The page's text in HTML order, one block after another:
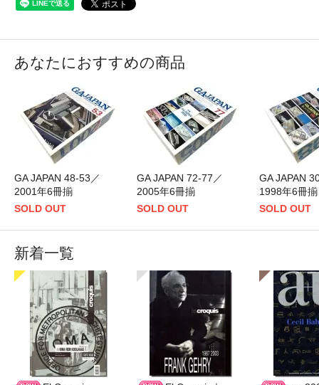
あなたにおすすめの商品
GA JAPAN 48-53／
2001年6冊揃
SOLD OUT
GA JAPAN 72-77／
2005年6冊揃
SOLD OUT
GA JAPAN
1998年6冊揃
SOLD OUT
新着一覧